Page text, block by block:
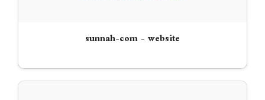
sunnah-com - website